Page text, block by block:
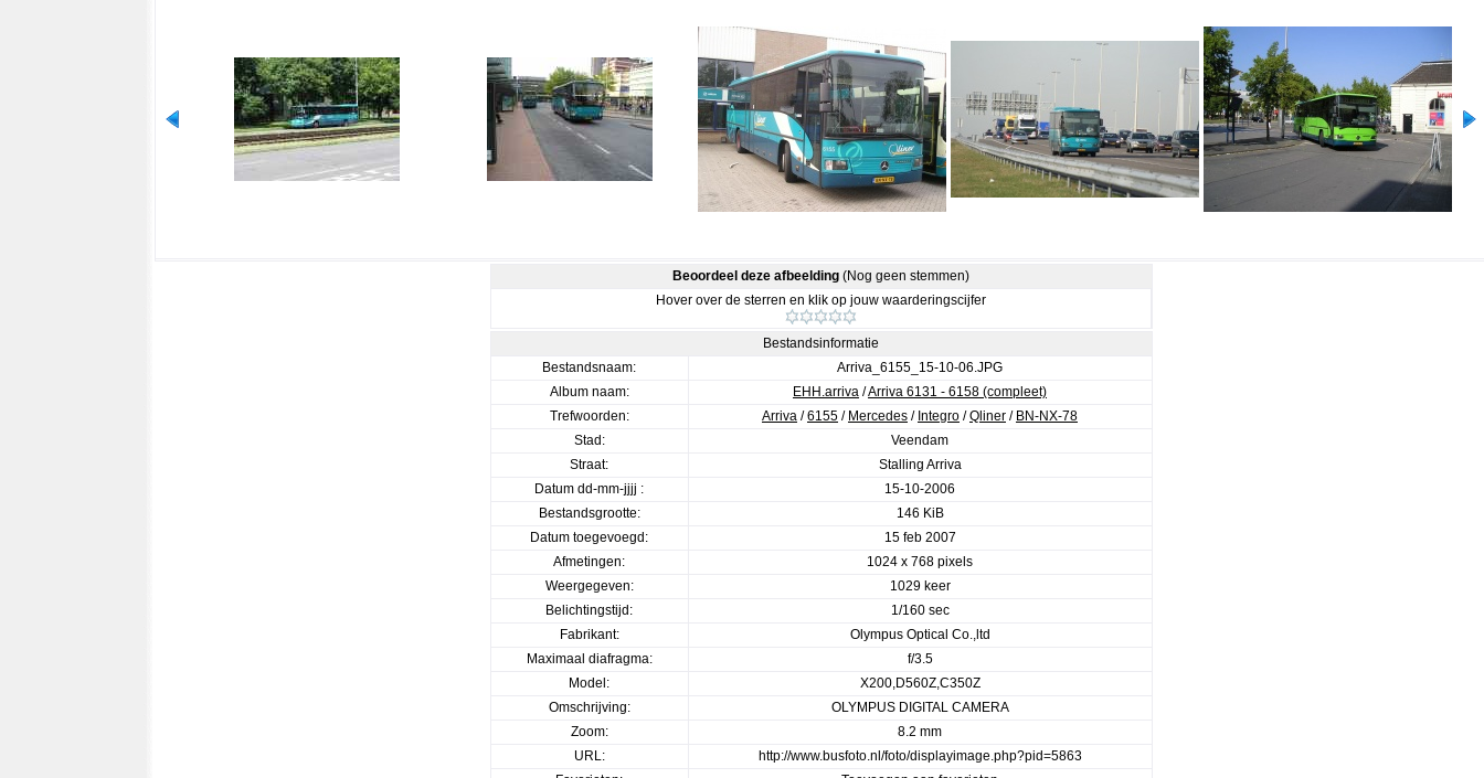
Beoordeel deze afbeelding (Nog geen stemmen)
Hover over de sterren en klik op jouw waarderingscijfer
Bestandsinformatie
Bestandsnaam:
Arriva_6155_15-10-06.JPG
Album naam:
EHH.arriva /Arriva 6131 - 6158 (compleet)
Trefwoorden:
Arriva /6155 / Mercedes / Integro /Qliner / BN-NX-78
Stad:
Veendam
Straat:
Stalling Arriva
Datum dd-mm-jjjj :
15-10-2006
Bestandsgrootte:
146 KiB
Datum toegevoegd:
15 feb 2007
Afmetingen:
1024 x 768 pixels
Weergegeven:
1029 keer
Belichtingstijd:
1/160 sec
Fabrikant:
Olympus Optical Co.,ltd
Maximaal diafragma:
f/3.5
Model:
X200,D560Z,C350Z
Omschrijving:
OLYMPUS DIGITAL CAMERA
Zoom:
8.2 mm
URL:
http://www.busfoto.nl/foto/displayimage.php?pid=5863